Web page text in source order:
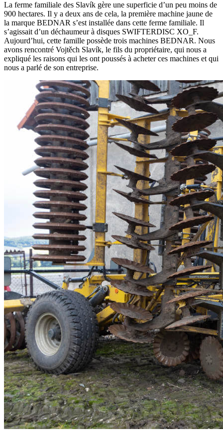
La ferme familiale des Slavík gère une superficie d’un peu moins de
900 hectares. Il y a deux ans de cela, la première machine jaune de
la marque BEDNAR s’est installée dans cette ferme familiale. Il
s’agissait d’un déchaumeur à disques SWIFTERDISC XO_F.
Aujourd’hui, cette famille possède trois machines BEDNAR. Nous
avons rencontré Vojtěch Slavík, le fils du propriétaire, qui nous a
expliqué les raisons qui les ont poussés à acheter ces machines et qui
nous a parlé de son entreprise.